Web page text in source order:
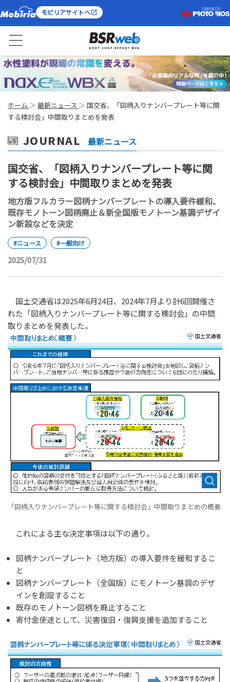
モビリアサイトへ
ホーム 最新ニュース
国交省、「図柄入りナンバープレート等に関
する検討会」中間取りまとめを発表
JOURNAL 最新ニュース
国交省、「図柄入りナンバープレート等に関
する検討会」中間取りまとめを発表
地方版フルカラー図柄ナンバープレートの導入要件緩和、
既存モノトーン図柄廃止＆新全国版モノトーン基調デザイ
ン新設などを決定
#ニュース #一般向け
2025/07/31
国土交通省は2025年6月24日、2024年7月より計6回開催さ
れた「図柄入りナンバープレート等に関する検討会」の中間
取りまとめを発表した。
「図柄入りナンバープレート等に関する検討会」中間取りまとめの概要
これによる主な決定事項は以下の通り。
図柄ナンバープレート（地方版）の導入要件を緩和するこ
と
図柄ナンバープレート（全国版）にモノトーン基調のデザ
インを創設すること
既存のモノトーン図柄を廃止すること
寄付金使途として、災害復旧・復興支援を追加すること